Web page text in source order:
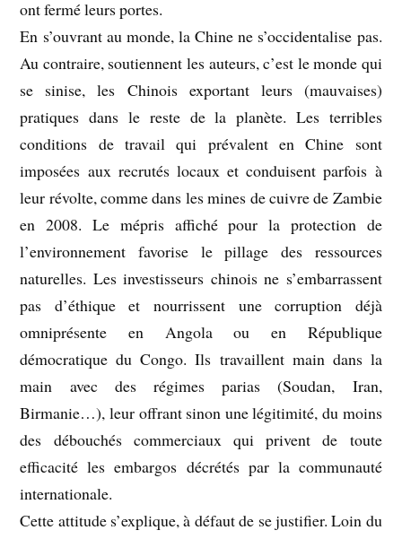
ont fermé leurs portes.
En s’ouvrant au monde, la Chine ne s’occidentalise pas.
Au contraire, soutiennent les auteurs, c’est le monde qui
se sinise, les Chinois exportant leurs (mauvaises)
pratiques dans le reste de la planète. Les terribles
conditions de travail qui prévalent en Chine sont
imposées aux recrutés locaux et conduisent parfois à
leur révolte, comme dans les mines de cuivre de Zambie
en 2008. Le mépris affiché pour la protection de
l’environnement favorise le pillage des ressources
naturelles. Les investisseurs chinois ne s’embarrassent
pas d’éthique et nourrissent une corruption déjà
omniprésente en Angola ou en République
démocratique du Congo. Ils travaillent main dans la
main avec des régimes parias (Soudan, Iran,
Birmanie…), leur offrant sinon une légitimité, du moins
des débouchés commerciaux qui privent de toute
efficacité les embargos décrétés par la communauté
internationale.
Cette attitude s’explique, à défaut de se justifier. Loin du